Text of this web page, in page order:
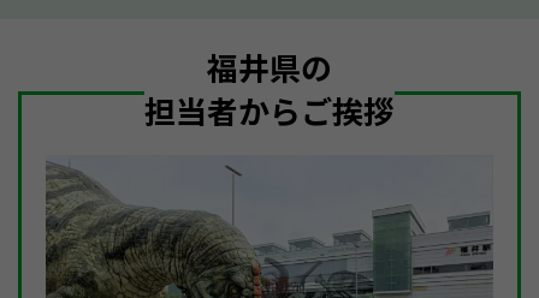
福井県の
担当者からご挨拶